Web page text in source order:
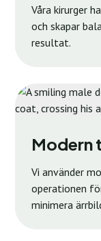
Våra kirurger
och skapar
resultat.
Modern
Vi använder
operationen
minimera